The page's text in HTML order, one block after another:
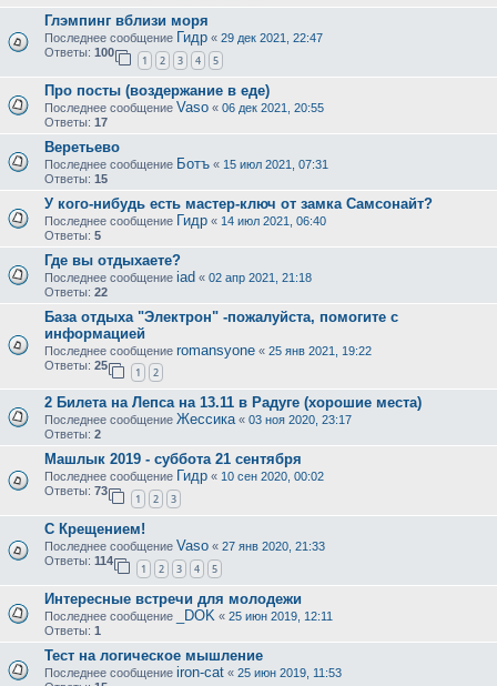
Глэмпинг вблизи моря
Последнее сообщение Гидр « 29 дек 2021, 22:47
Ответы: 100
1 2 3 4 5
Про посты (воздержание в еде)
Последнее сообщение Vaso « 06 дек 2021, 20:55
Ответы: 17
Веретьево
Последнее сообщение Ботъ « 15 июл 2021, 07:31
Ответы: 15
У кого-нибудь есть мастер-ключ от замка Самсонайт?
Последнее сообщение Гидр « 14 июл 2021, 06:40
Ответы: 5
Где вы отдыхаете?
Последнее сообщение iad « 02 апр 2021, 21:18
Ответы: 22
База отдыха "Электрон" -пожалуйста, помогите с
информацией
Последнее сообщение romansyone « 25 янв 2021, 19:22
Ответы: 25
1 2
2 Билета на Лепса на 13.11 в Радуге (хорошие места)
Последнее сообщение Жессика« 03 ноя 2020, 23:17
Ответы: 2
Машлык 2019 - суббота 21 сентября
Последнее сообщение Гидр « 10 сен 2020, 00:02
Ответы: 73
1 2 3
С Крещением!
Последнее сообщение Vaso « 27 янв 2020, 21:33
Ответы: 114
1 2 3 4 5
Интересные встречи для молодежи
Последнее сообщение _DOK « 25 июн 2019, 12:11
Ответы: 1
Тест на логическое мышление
Последнее сообщение iron-cat « 25 июн 2019, 11:53